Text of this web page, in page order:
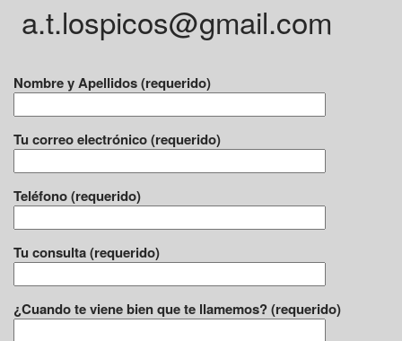
a.t.lospicos@gmail.com
Nombre y Apellidos (requerido)
Tu correo electrónico (requerido)
Teléfono (requerido)
Tu consulta (requerido)
¿Cuando te viene bien que te llamemos? (requerido)